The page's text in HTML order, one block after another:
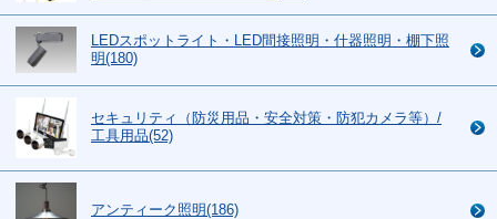
LEDスポットライト・LED間接照明・什器照明・棚下照
明(180)
セキュリティ（防災用品・安全対策・防犯カメラ等）/
工具用品(52)
アンティーク照明(186)